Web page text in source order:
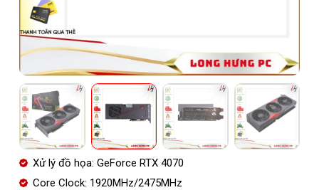
Xử lý đồ họa: GeForce RTX 4070
Core Clock: 1920MHz/2475MHz